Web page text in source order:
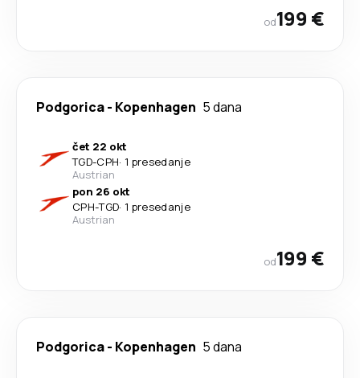
od199 €
Podgorica- Kopenhagen 5 dana
čet 22 okt
TGD-CPH· 1 presedanje
Austrian
pon 26 okt
CPH-TGD· 1 presedanje
Austrian
od199 €
Podgorica- Kopenhagen 5 dana